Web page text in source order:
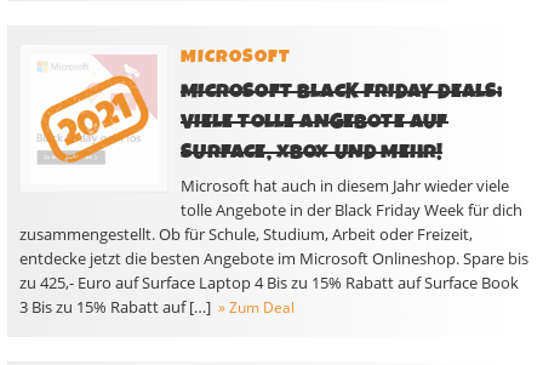
MICROSOFT
MICROSOFT BLACK FRIDAY DEALS:
VIELE TOLLE ANGEBOTE AUF
SURFACE, XBOX UND MEHR!
Microsoft hat auch in diesem Jahr wieder viele
tolle Angebote in der Black Friday Week für dich
zusammengestellt. Ob für Schule, Studium, Arbeit oder Freizeit,
entdecke jetzt die besten Angebote im Microsoft Onlineshop. Spare bis
zu 425,- Euro auf Surface Laptop 4 Bis zu 15% Rabatt auf Surface Book
3 Bis zu 15% Rabatt auf […] » Zum Deal